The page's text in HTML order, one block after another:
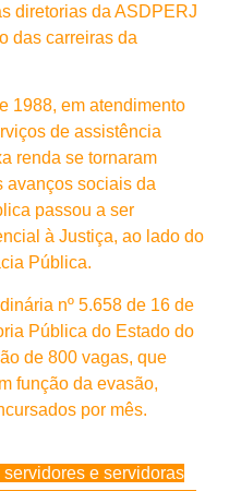
diretorias da ASDPERJ
das carreiras da
1988, em atendimento
de assistência
renda se tornaram
avanços sociais da
passou a ser
à Justiça, ao lado do
Pública.
nº 5.658 de 16 de
Pública do Estado do
de 800 vagas, que
função da evasão,
por mês.
e servidoras